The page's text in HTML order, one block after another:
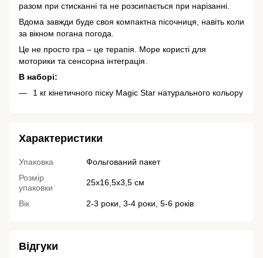
разом при стисканні та не розсипається при нарізанні.
Вдома завжди буде своя компактна пісочниця, навіть коли
за вікном погана погода.
Це не просто гра – це терапія. Море користі для
моторики та сенсорна інтеграція.
В наборі:
1 кг кінетичного піску Magic Star натурального кольору
Характеристики
Упаковка
Фольгований пакет
Розмір
упаковки
25х16,5х3,5 см
Вік 2-3 роки, 3-4 роки, 5-6 років
Відгуки